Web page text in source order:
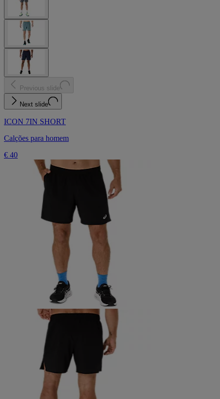
Previous slide
Next slide
ICON 7IN SHORT
Calções para homem
€ 40